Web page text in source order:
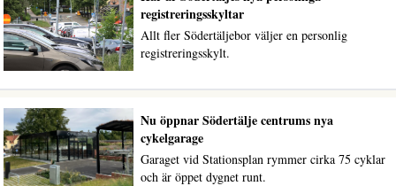
registreringsskyltar
Allt fler Södertäljebor väljer en personlig
registreringsskylt.
Nu öppnar Södertälje centrums nya
cykelgarage
Garaget vid Stationsplan rymmer cirka 75 cyklar
och är öppet dygnet runt.